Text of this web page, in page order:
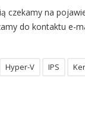
czekamy na
do kontaktu e-
Hyper-V IPS